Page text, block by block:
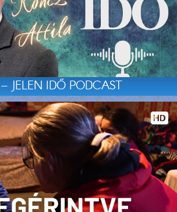
JELEN IDŐ PODCAST